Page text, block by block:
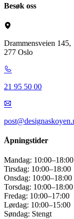
Besøk oss
Drammensveien 145,
277 Oslo
21 95 50 00
Åpningstider
Mandag: 10:00–18:00
Tirsdag: 10:00–18:00
Onsdag: 10:00–18:00
Torsdag: 10:00–18:00
Fredag: 10:00–17:00
Lørdag: 10:00–15:00
Søndag: Stengt